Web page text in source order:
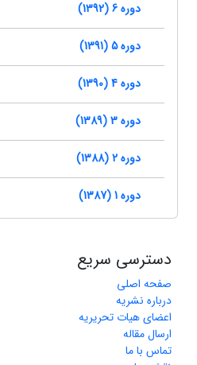
دوره 6 (1392)
دوره 5 (1391)
دوره 4 (1390)
دوره 3 (1389)
دوره 2 (1388)
دوره 1 (1387)
دسترسی سریع
صفحه اصلی
درباره نشریه
اعضای هیات تحریریه
ارسال مقاله
تماس با ما